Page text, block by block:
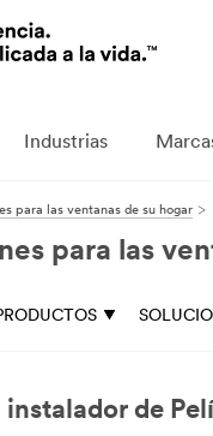
Industrias
para las ventanas de su hogar
para las
de